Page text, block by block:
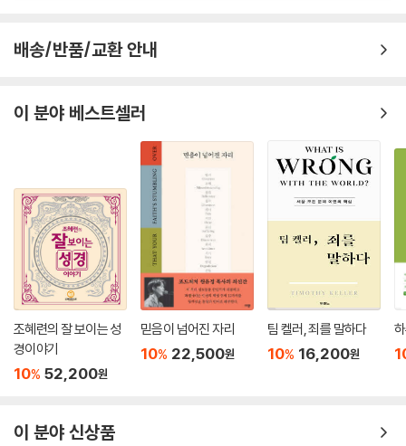
41. 마 21:23-27은 단순히 '예수님과 종교 지도자와의 권한 논쟁'이 주제
43. 마 22:23-33은 단순히 '부활 논쟁'이 주제가 아니다
44. 마 24:36-44은 단순히 '깨어 있어라'가 주제가 아니다
45. 마 25:14-30은 단순히 '착한 종과 악한 종'이 주제가 아니다
46. 마 26:6-13은 단순히 '향유 옥합을 깨트려'가 주제가 아니다
47. 마 25:1-13은 단순히 '열 처녀 비유'가 주제가 아니다
48. 마 25:31-46은 단순히 '양과 염소를 기르듯…'이 주제가 아니다
49. 마 26:69-75은 단순히 '예수님을 세 번 부인한 베드로'가 주제가 아
니다
50. 마 27:15-26은 단순히 '정치 논리에 굴복하고 만 빌라도'가 주제가 아
니다
3장 ｜ 말씀의 주제를 잘못 파악하는 원인과 그 해결 방안
1. 말씀 주제를 잘못 파악하는 원인들
3. 구도 및 주제 파악 훈련의 필요성
배송/반품/교환 안내
이 분야 베스트셀러
조혜련의 잘 보이는 성
경이야기
10% 52,200원
믿음이 넘어진 자리
10% 22,500원
팀 켈러, 죄를 말하다
10% 16,200원
이 분야 신상품